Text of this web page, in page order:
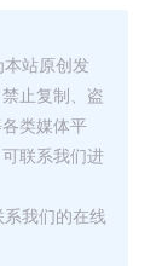
站原创发
止复制、盗
类媒体平
联系我们进
我们的在线